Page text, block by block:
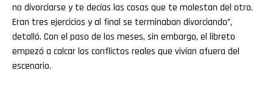
no divorciarse y te decías las cosas que te molestan del otro.
Eran tres ejercicios y al final se terminaban divorciando”,
detalló. Con el paso de los meses, sin embargo, el libreto
empezó a calcar los conflictos reales que vivían afuera del
escenario.